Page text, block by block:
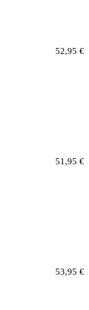
52,95 €
51,95 €
53,95 €